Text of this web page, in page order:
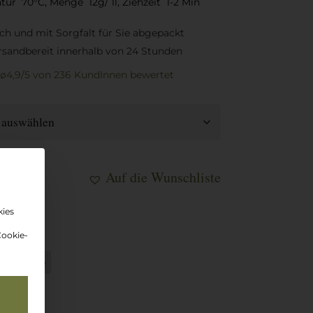
und mit Sorgfalt für Sie abgepackt
innerhalb von 24 Stunden
ø4,9/5 von 236 KundInnen bewertet
Auf die Wunschliste